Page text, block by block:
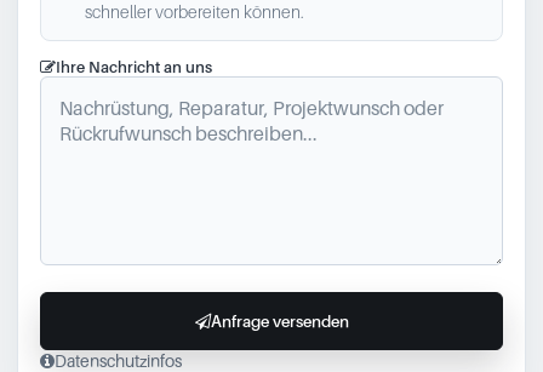
schneller vorbereiten können.
Ihre Nachricht an uns
Datenschutzinfos
Anfrage versenden